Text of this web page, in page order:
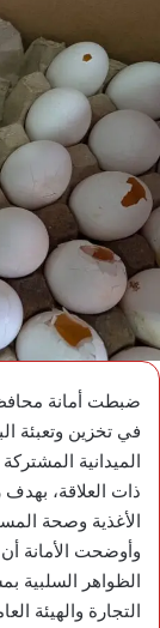
ضبطت أمانة
في تخزين وتعبئة
الميدانية
ذات العلاقة،
الأغذية وصحة
وأوضحت الأمانة أن
الظواهر السلبية
التجارة والهيئة